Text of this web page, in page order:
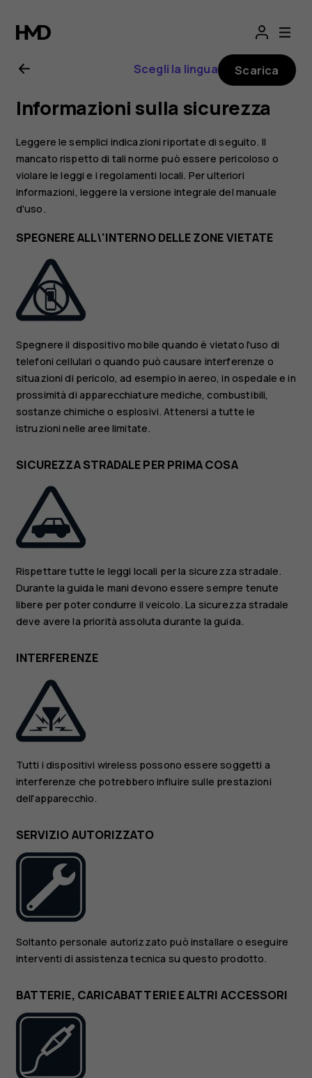
Manuale
d’uso
del
Nokia
Plus
Scegli la lingua Scarica
Informazioni sulla sicurezza
Leggere le semplici indicazioni riportate di seguito. Il
mancato rispetto di tali norme può essere pericoloso o
violare le leggi e i regolamenti locali. Per ulteriori
informazioni, leggere la versione integrale del manuale
d'uso.
SPEGNERE ALL\'INTERNO DELLE ZONE VIETATE
Spegnere il dispositivo mobile quando è vietato l'uso di
telefoni cellulari o quando può causare interferenze o
situazioni di pericolo, ad esempio in aereo, in ospedale e in
prossimità di apparecchiature mediche, combustibili,
sostanze chimiche o esplosivi. Attenersi a tutte le
istruzioni nelle aree limitate.
SICUREZZA STRADALE PER PRIMA COSA
Rispettare tutte le leggi locali per la sicurezza stradale.
Durante la guida le mani devono essere sempre tenute
libere per poter condurre il veicolo. La sicurezza stradale
deve avere la priorità assoluta durante la guida.
INTERFERENZE
Tutti i dispositivi wireless possono essere soggetti a
interferenze che potrebbero influire sulle prestazioni
dell'apparecchio.
SERVIZIO AUTORIZZATO
Soltanto personale autorizzato può installare o eseguire
interventi di assistenza tecnica su questo prodotto.
BATTERIE, CARICABATTERIE E ALTRI ACCESSORI